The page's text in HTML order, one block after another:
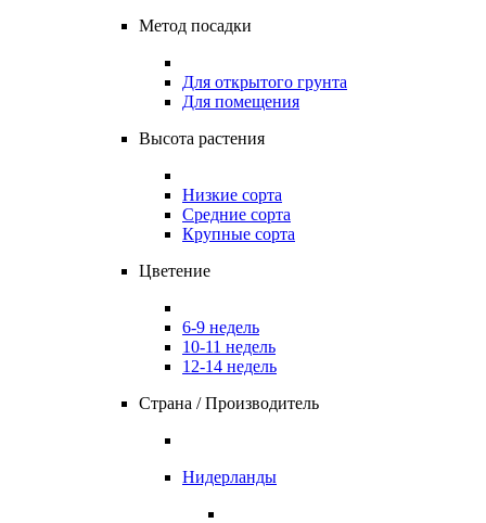
Метод посадки
Для открытого грунта
Для помещения
Высота растения
Низкие сорта
Средние сорта
Крупные сорта
Цветение
6-9 недель
10-11 недель
12-14 недель
Страна / Производитель
Нидерланды